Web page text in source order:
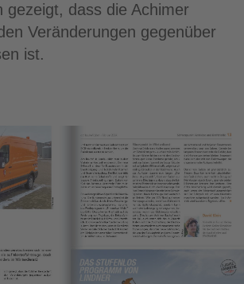
gezeigt, dass die Achimer
Veränderungen gegenüber
ist.